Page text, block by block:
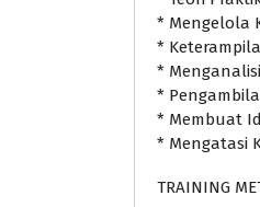
* Mengelola
*
*
*
* Membuat
* Mengatasi
TRAINING